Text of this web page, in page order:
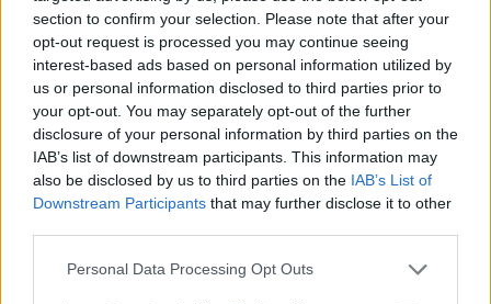
section to confirm your selection. Please note that after your
opt-out request is processed you may continue seeing
interest-based ads based on personal information utilized by
us or personal information disclosed to third parties prior to
your opt-out. You may separately opt-out of the further
disclosure of your personal information by third parties on the
IAB’s list of downstream participants. This information may
also be disclosed by us to third parties on the IAB’s List of
Downstream Participants that may further disclose it to other
Personal Data Processing Opt Outs
dovranno rispondere alle problematiche
territoriali. Le opposizioni saranno attaccate
in ordine sparso perché ognuno giocherà per
sé. Saranno due tornate elettorale importanti
perché è come se fossero i caucus italiani. E'
come se fosse l'Iowa. E poi per tre anni e
mezzo, salvo imprevisti non si voterà più.
Quindi questi sei mesi sono importanti
proprio per quello che potrà avvenire
dopo".